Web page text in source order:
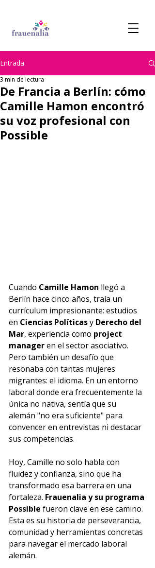
Entrada
De Francia a Berlín: cómo
Camille Hamon encontró
su voz profesional con
Possible
3 min de lectura
Cuando Camille Hamon llegó a
Berlín hace cinco años, traía un
currículum impresionante: estudios
en Ciencias Políticas y Derecho del
Mar, experiencia como project
manager en el sector asociativo.
Pero también un desafío que
resonaba con tantas mujeres
migrantes: el idioma. En un entorno
laboral donde era frecuentemente la
única no nativa, sentía que su
alemán "no era suficiente" para
convencer en entrevistas ni destacar
sus competencias.
Hoy, Camille no solo habla con
fluidez y confianza, sino que ha
transformado esa barrera en una
fortaleza. Frauenalia y su programa
Possible fueron clave en ese camino.
Esta es su historia de perseverancia,
comunidad y herramientas concretas
para navegar el mercado laboral
alemán.